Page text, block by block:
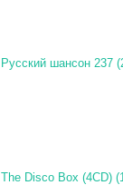
Русский шансон 237
The Disco Box (4CD)